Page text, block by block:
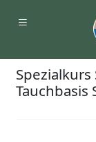
Tauchbasis